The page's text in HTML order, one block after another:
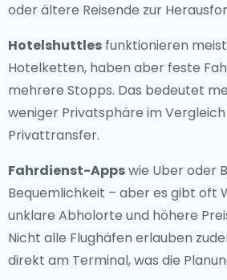
oder ältere Reisende zur
Hotelshuttles funktionieren
Hotelketten, haben aber feste
mehrere Stopps. Das bedeutet
weniger Privatsphäre im
Privattransfer.
Fahrdienst-Appswie Uber oder
Bequemlichkeit – aber es gibt oft
unklare Abholorte und höhere
Nicht alle Flughäfen erlauben
direkt am Terminal, was die